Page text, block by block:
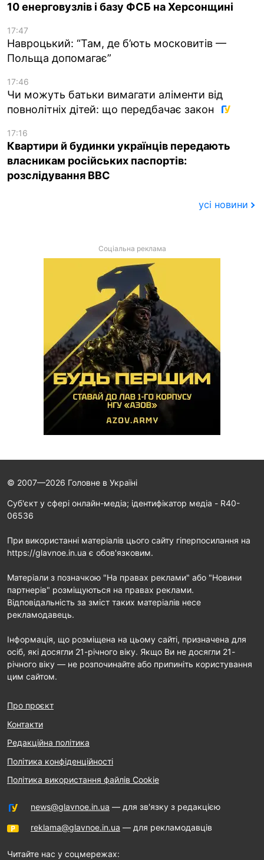
10 енерговузлів і базу ФСБ на Херсонщині
17:47
Навроцький: “Там, де б’ють московитів —
Польща допомагає”
17:46
Чи можуть батьки вимагати аліменти від
повнолітніх дітей: що передбачає закон
17:16
Квартири й будинки українців передають
власникам російських паспортів:
розслідування BBC
усі новини
Соціальна реклама
© 2007—2026 Головне в Україні
Cуб'єкт у сфері онлайн-медіа; ідентифікатор медіа - R40-
06536
При використанні матеріалів цього сайту гіперпосилання на
https://glavnoe.in.ua є обов'язковим.
Матеріали з позначкою "На правах реклами" або "Новини
партнерів" розміщуються на правах реклами.
Відповідальність за зміст таких матеріалів несе
рекламодавець.
Інформація, що розміщена на цьому сайті, призначена для
осіб, які досягли 21-річного віку. Якщо Ви не досягли 21-
річного віку — не розпочинайте або припиніть користування
цим сайтом.
Про проєкт
Контакти
Редакційна політика
Політика конфіденційності
Політика використання файлів Cookie
news@glavnoe.in.ua — для зв'язку з редакцією
reklama@glavnoe.in.ua — для рекламодавців
Читайте нас у соцмережах: